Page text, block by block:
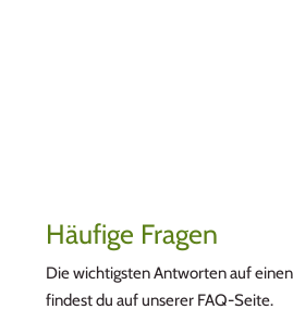
Häufige Fragen
Die wichtigsten Antworten auf
findest du auf unserer FAQ-Seite.